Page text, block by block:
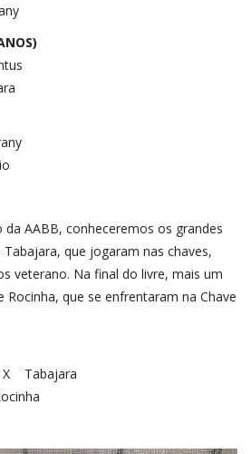
da AABB, conheceremos os grandes
que jogaram nas chaves,
veterano. Na final do livre, mais um
Rocinha, que se enfrentaram na Chave
X Tabajara